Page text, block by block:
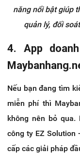
năng nổi bật giúp
quản lý, đối
4. App
Nếu bạn đang tìm
miễn phí thì
không nên bỏ qua.
công ty EZ Solution
cấp các giải pháp